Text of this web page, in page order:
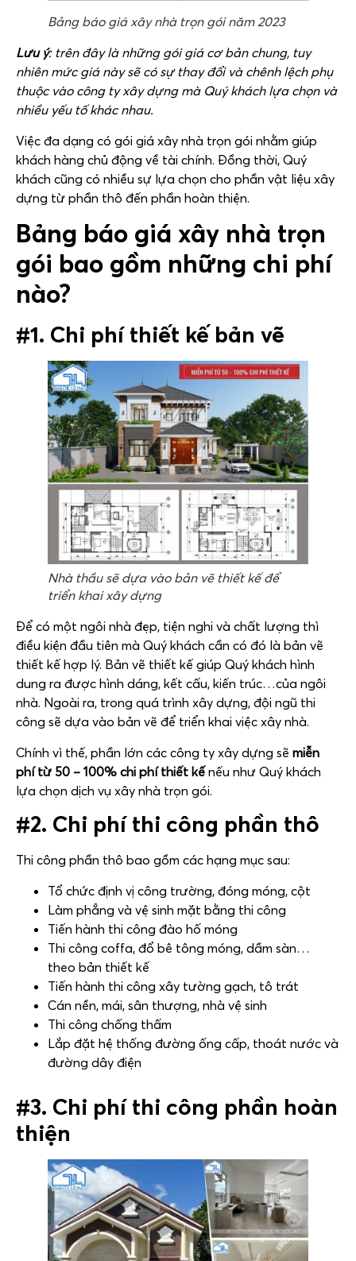
Bảng báo giá xây nhà trọn gói năm 2023
Lưu ý: trên đây là những gói giá cơ bản chung, tuy
nhiên mức giá này sẽ có sự thay đổi và chênh lệch phụ
thuộc vào công ty xây dựng mà Quý khách lựa chọn và
nhiều yếu tố khác nhau.
Việc đa dạng có gói giá xây nhà trọn gói nhằm giúp
khách hàng chủ động về tài chính. Đồng thời, Quý
khách cũng có nhiều sự lựa chọn cho phần vật liệu xây
dựng từ phần thô đến phần hoàn thiện.
Bảng báo giá xây nhà trọn
gói bao gồm những chi phí
nào?
#1. Chi phí thiết kế bản vẽ
Nhà thầu sẽ dựa vào bản vẽ thiết kế để
triển khai xây dựng
Để có một ngôi nhà đẹp, tiện nghi và chất lượng thì
điều kiện đầu tiên mà Quý khách cần có đó là bản vẽ
thiết kế hợp lý. Bản vẽ thiết kế giúp Quý khách hình
dung ra được hình dáng, kết cấu, kiến trúc…của ngôi
nhà. Ngoài ra, trong quá trình xây dựng, đội ngũ thi
công sẽ dựa vào bản vẽ để triển khai việc xây nhà.
Chính vì thế, phần lớn các công ty xây dựng sẽ miễn
phí từ 50 – 100% chi phí thiết kếnếu như Quý khách
lựa chọn dịch vụ xây nhà trọn gói.
#2. Chi phí thi công phần thô
Thi công phần thô bao gồm các hạng mục sau:
Tổ chức định vị công trường, đóng móng, cột
Làm phẳng và vệ sinh mặt bằng thi công
Tiến hành thi công đào hố móng
Thi công coffa, đổ bê tông móng, dầm sàn…
theo bản thiết kế
Tiến hành thi công xây tường gạch, tô trát
Cán nền, mái, sân thượng, nhà vệ sinh
Thi công chống thấm
Lắp đặt hệ thống đường ống cấp, thoát nước và
đường dây điện
#3. Chi phí thi công phần hoàn
thiện